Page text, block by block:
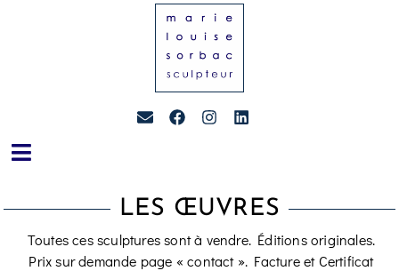
LES ŒUVRES
Toutes ces sculptures sont à vendre. Éditions originales.
Prix sur demande page « contact ». Facture et Certificat